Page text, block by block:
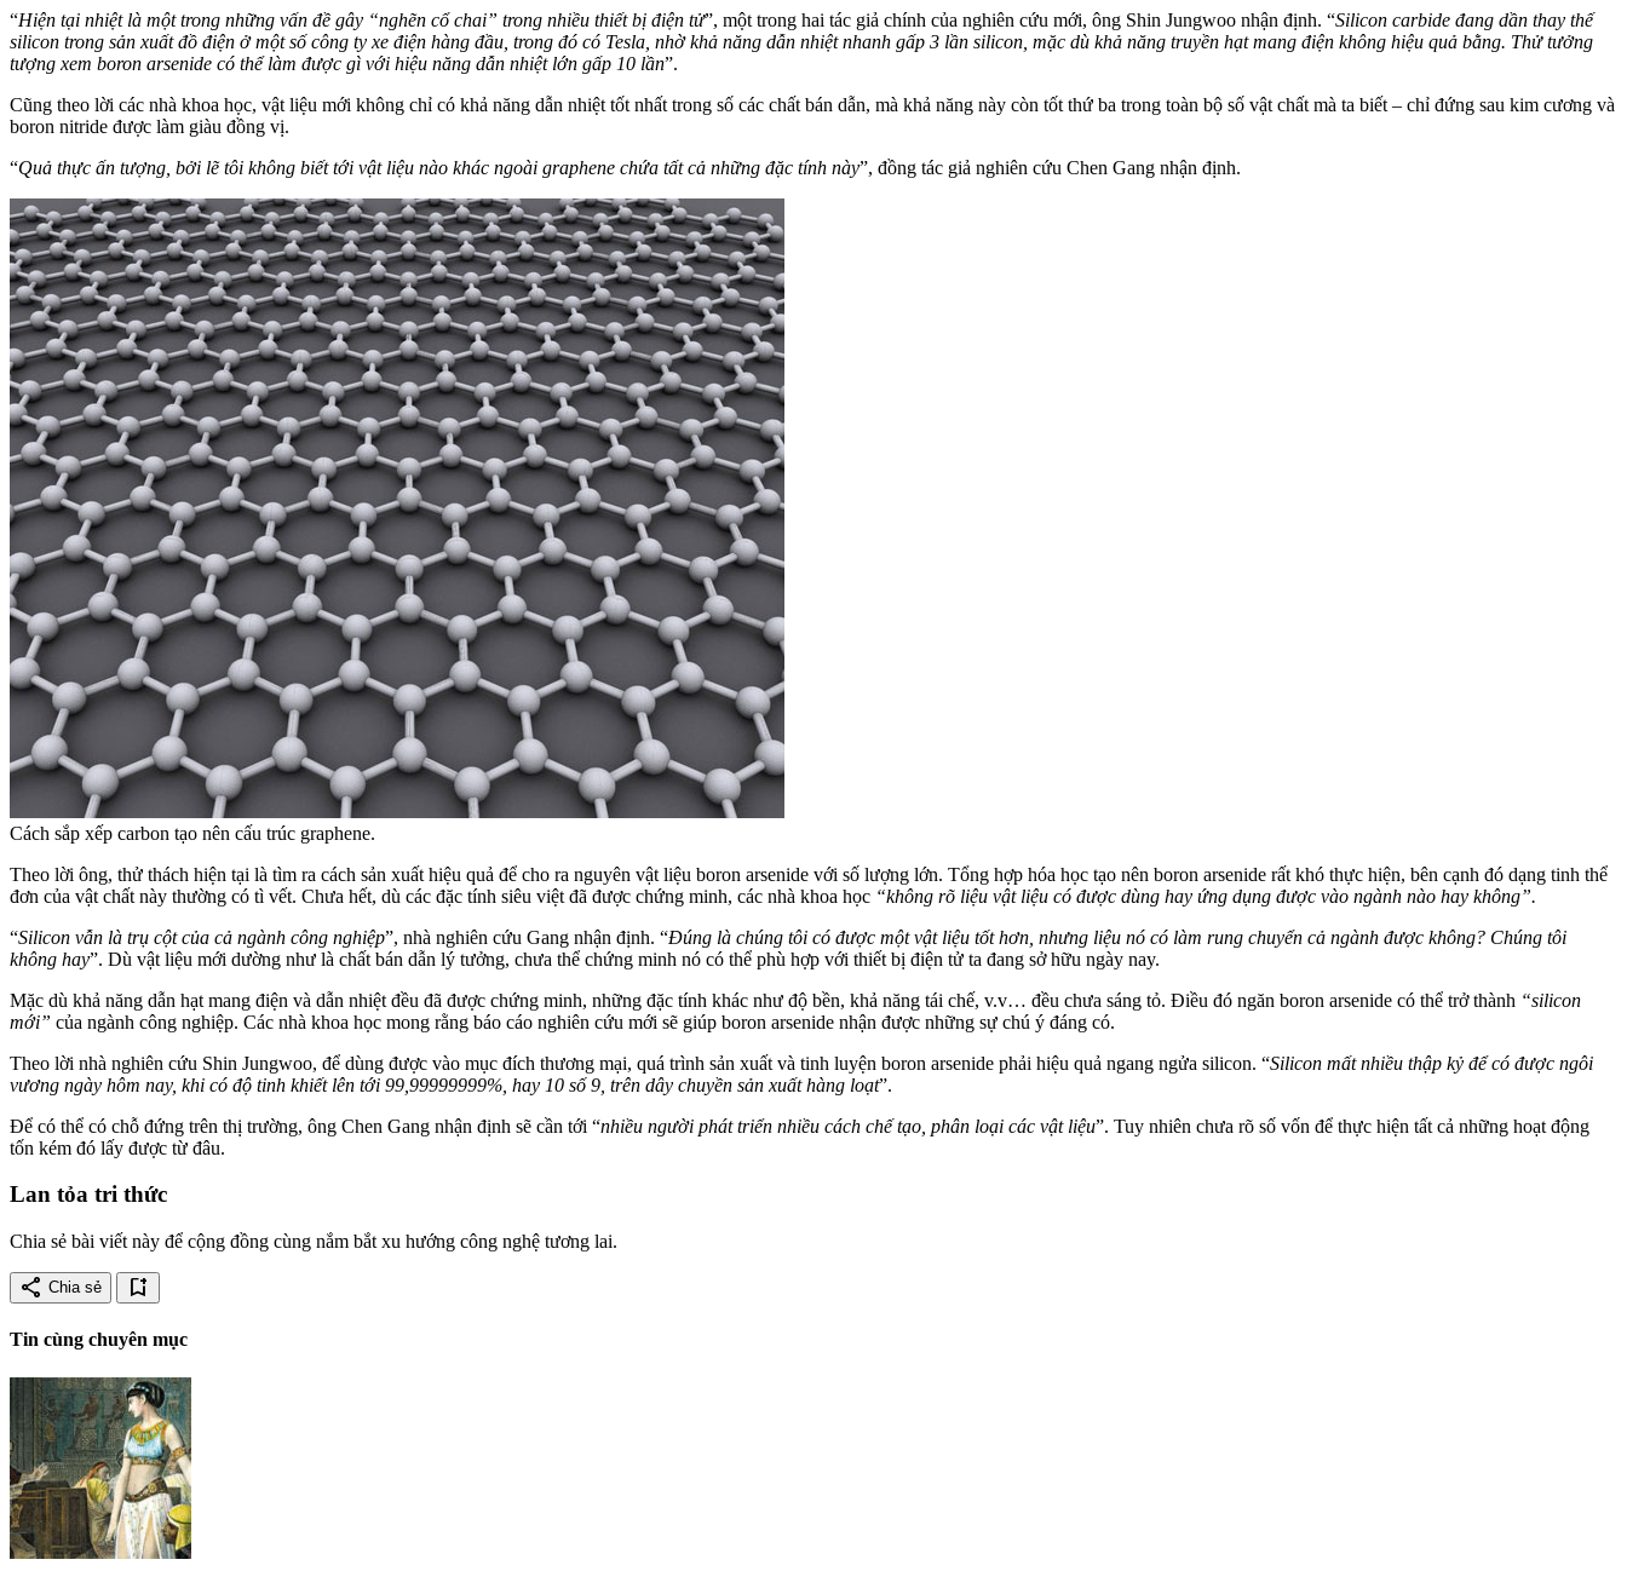
“Hiện tại nhiệt là một trong những vấn đề gây “nghẽn cổ chai” trong nhiều thiết bị điện tử”, một trong hai tác giả chính của nghiên cứu mới, ông Shin Jungwoo nhận định. “Silicon carbide đang dần thay thế
silicon trong sản xuất đồ điện ở một số công ty xe điện hàng đầu, trong đó có Tesla, nhờ khả năng dẫn nhiệt nhanh gấp 3 lần silicon, mặc dù khả năng truyền hạt mang điện không hiệu quả bằng. Thử tưởng
tượng xem boron arsenide có thể làm được gì với hiệu năng dẫn nhiệt lớn gấp 10 lần”.
Cũng theo lời các nhà khoa học, vật liệu mới không chỉ có khả năng dẫn nhiệt tốt nhất trong số các chất bán dẫn, mà khả năng này còn tốt thứ ba trong toàn bộ số vật chất mà ta biết – chỉ đứng sau kim cương và
boron nitride được làm giàu đồng vị.
“Quả thực ấn tượng, bởi lẽ tôi không biết tới vật liệu nào khác ngoài graphene chứa tất cả những đặc tính này”, đồng tác giả nghiên cứu Chen Gang nhận định.
Cách sắp xếp carbon tạo nên cấu trúc graphene.
Theo lời ông, thử thách hiện tại là tìm ra cách sản xuất hiệu quả để cho ra nguyên vật liệu boron arsenide với số lượng lớn. Tổng hợp hóa học tạo nên boron arsenide rất khó thực hiện, bên cạnh đó dạng tinh thể
đơn của vật chất này thường có tì vết. Chưa hết, dù các đặc tính siêu việt đã được chứng minh, các nhà khoa học “không rõ liệu vật liệu có được dùng hay ứng dụng được vào ngành nào hay không”.
“Silicon vẫn là trụ cột của cả ngành công nghiệp”, nhà nghiên cứu Gang nhận định. “Đúng là chúng tôi có được một vật liệu tốt hơn, nhưng liệu nó có làm rung chuyển cả ngành được không? Chúng tôi
không hay”. Dù vật liệu mới dường như là chất bán dẫn lý tưởng, chưa thể chứng minh nó có thể phù hợp với thiết bị điện tử ta đang sở hữu ngày nay.
Mặc dù khả năng dẫn hạt mang điện và dẫn nhiệt đều đã được chứng minh, những đặc tính khác như độ bền, khả năng tái chế, v.v… đều chưa sáng tỏ. Điều đó ngăn boron arsenide có thể trở thành “silicon
mới” của ngành công nghiệp. Các nhà khoa học mong rằng báo cáo nghiên cứu mới sẽ giúp boron arsenide nhận được những sự chú ý đáng có.
Theo lời nhà nghiên cứu Shin Jungwoo, để dùng được vào mục đích thương mại, quá trình sản xuất và tinh luyện boron arsenide phải hiệu quả ngang ngửa silicon. “Silicon mất nhiều thập kỷ để có được ngôi
vương ngày hôm nay, khi có độ tinh khiết lên tới 99,99999999%, hay 10 số 9, trên dây chuyền sản xuất hàng loạt”.
Để có thể có chỗ đứng trên thị trường, ông Chen Gang nhận định sẽ cần tới “nhiều người phát triển nhiều cách chế tạo, phân loại các vật liệu”. Tuy nhiên chưa rõ số vốn để thực hiện tất cả những hoạt động
tốn kém đó lấy được từ đâu.
Lan tỏa tri thức
Chia sẻ bài viết này để cộng đồng cùng nắm bắt xu hướng công nghệ tương lai.
share Chia sẻ bookmark_add
Tin cùng chuyên mục